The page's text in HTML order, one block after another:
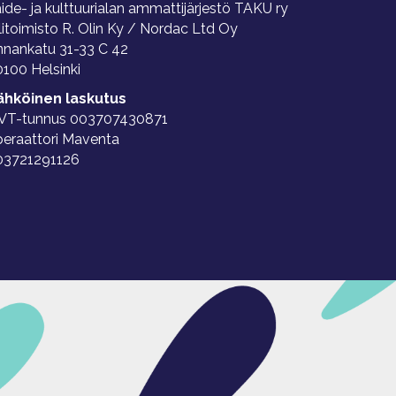
ja kulttuurialan ammattijärjestö TAKU ry
R. Olin Ky / Nordac Ltd Oy
31-33 C 42
Helsinki
laskutus
tunnus 003707430871
Maventa